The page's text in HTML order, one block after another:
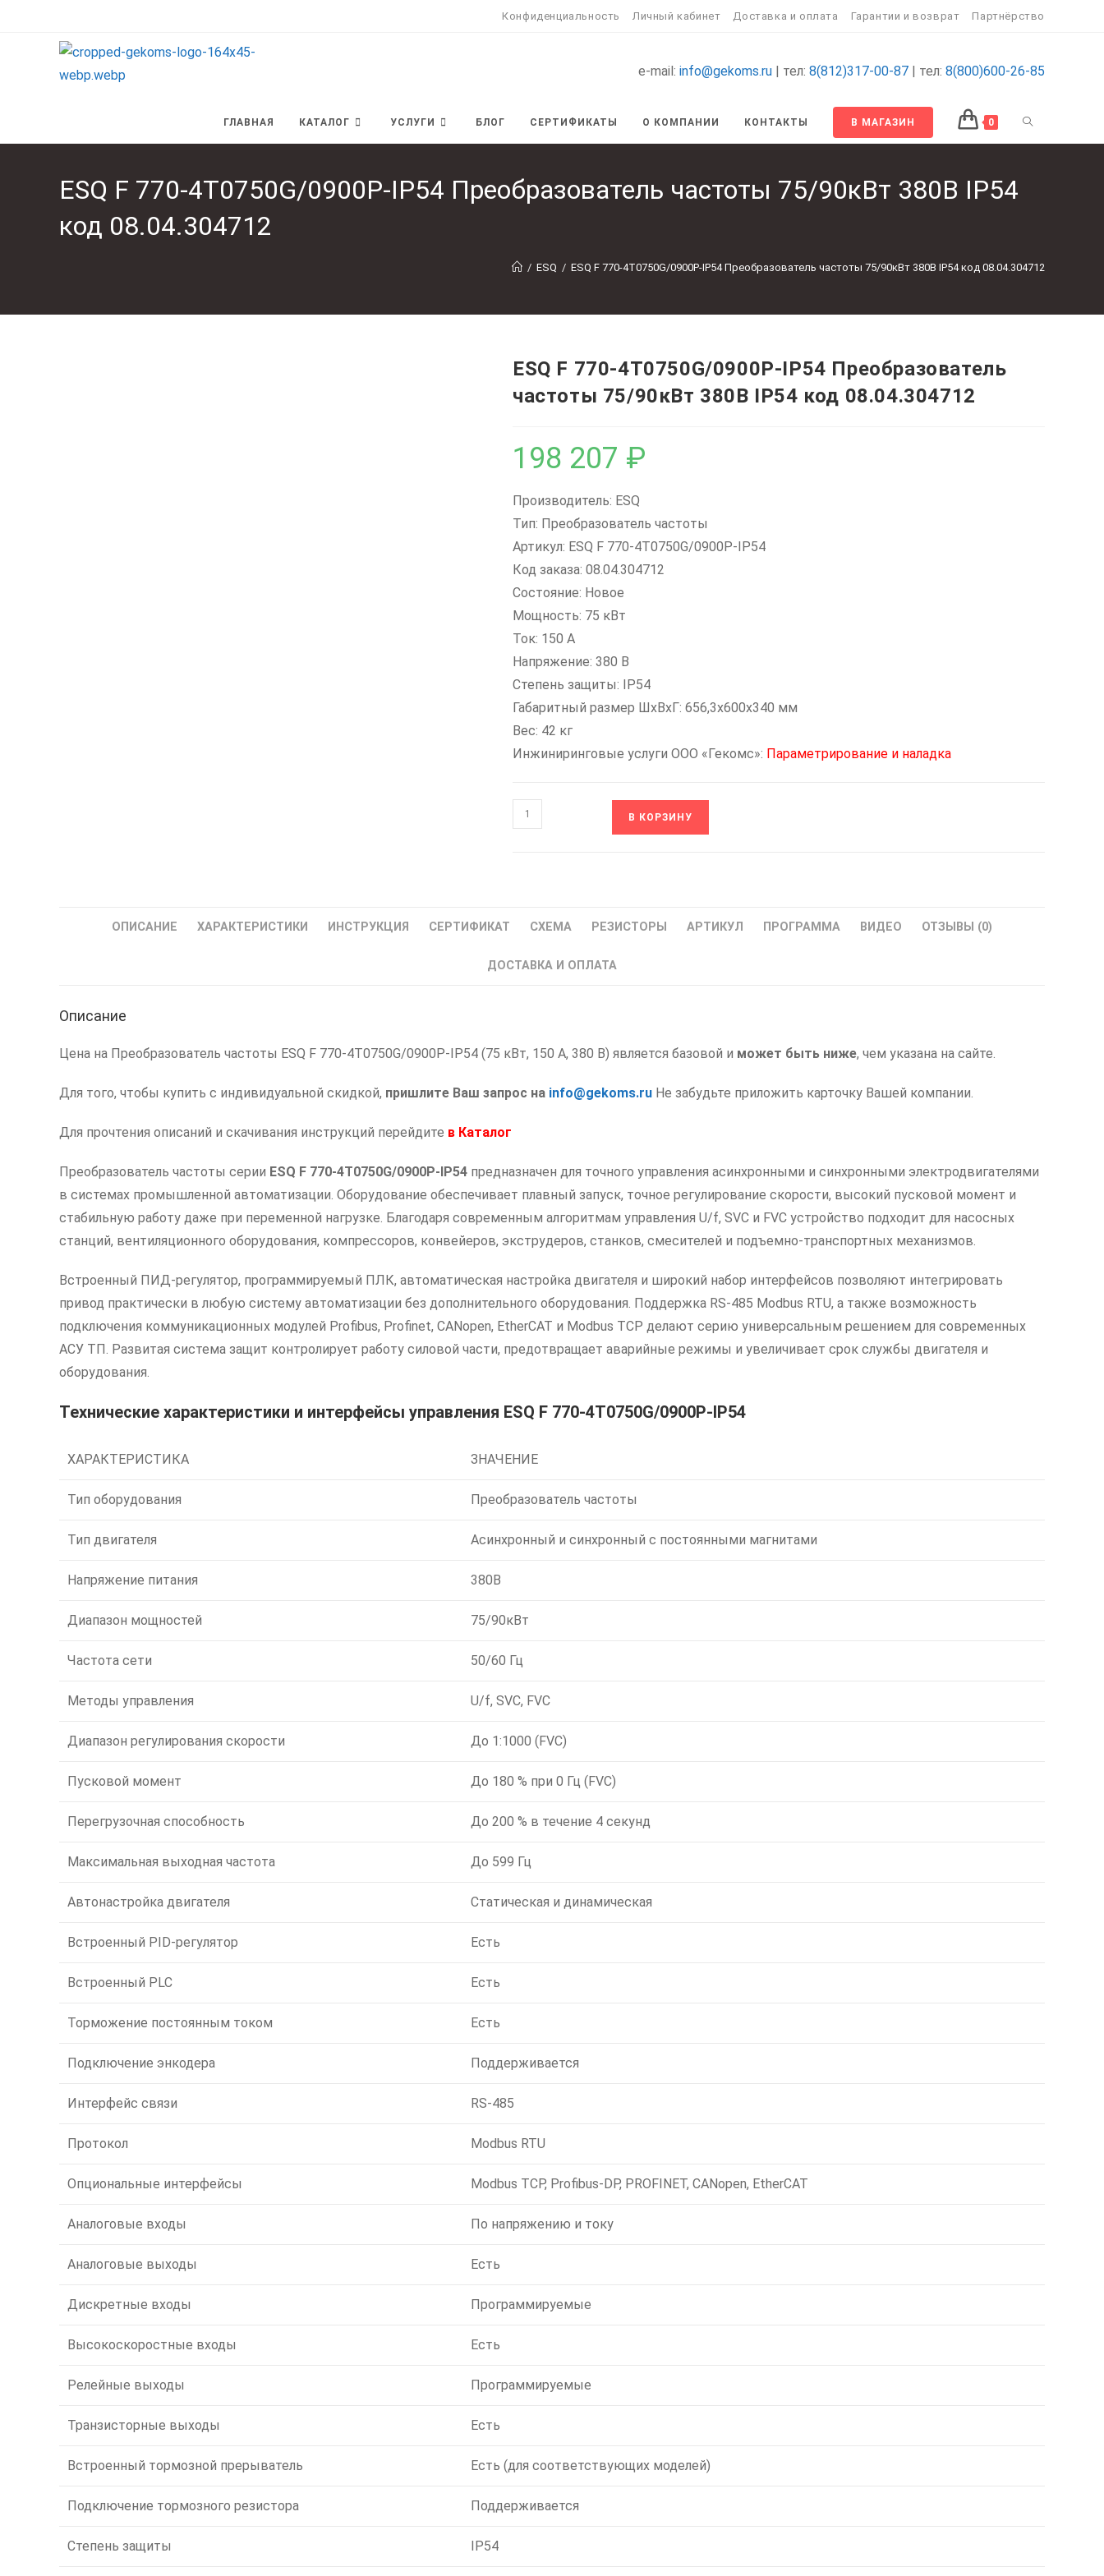
содержимому
Конфиденциальность Личный кабинет Доставка и оплата Гарантии и возврат Партнёрство
e-mail: info@gekoms.ru | тел: 8(812)317-00-87 | тел: 8(800)600-26-85
ГЛАВНАЯ КАТАЛОГ УСЛУГИ БЛОГ СЕРТИФИКАТЫ О КОМПАНИИ КОНТАКТЫ В МАГАЗИН 0
ESQ F 770-4T0750G/0900P-IP54 Преобразователь частоты 75/90кВт 380В IP54
код 08.04.304712
/ ESQ / ESQ F 770-4T0750G/0900P-IP54 Преобразователь частоты 75/90кВт 380В IP54 код 08.04.304712
ESQ F 770-4T0750G/0900P-IP54 Преобразователь
частоты 75/90кВт 380В IP54 код 08.04.304712
198 207 ₽
Производитель: ESQ
Тип: Преобразователь частоты
Артикул: ESQ F 770-4T0750G/0900P-IP54
Код заказа: 08.04.304712
Состояние: Новое
Мощность: 75 кВт
Ток: 150 А
Напряжение: 380 В
Степень защиты: IP54
Габаритный размер ШхВхГ: 656,3x600x340 мм
Вес: 42 кг
Инжиниринговые услуги ООО «Гекомс»: Параметрирование и наладка
Количество
товара
IP54
частоты
код
В КОРЗИНУ
ОПИСАНИЕ ХАРАКТЕРИСТИКИ ИНСТРУКЦИЯ СЕРТИФИКАТ СХЕМА РЕЗИСТОРЫ АРТИКУЛ ПРОГРАММА ВИДЕО ОТЗЫВЫ (0)
ДОСТАВКА И ОПЛАТА
Описание
Цена на Преобразователь частоты ESQ F 770-4T0750G/0900P-IP54 (75 кВт, 150 А, 380 В) является базовой и может быть ниже, чем указана на сайте.
Для того, чтобы купить с индивидуальной скидкой, пришлите Ваш запрос на info@gekoms.ru Не забудьте приложить карточку Вашей компании.
Для прочтения описаний и скачивания инструкций перейдите в Каталог
Преобразователь частоты серии ESQ F 770-4T0750G/0900P-IP54 предназначен для точного управления асинхронными и синхронными электродвигателями
в системах промышленной автоматизации. Оборудование обеспечивает плавный запуск, точное регулирование скорости, высокий пусковой момент и
стабильную работу даже при переменной нагрузке. Благодаря современным алгоритмам управления U/f, SVC и FVC устройство подходит для насосных
станций, вентиляционного оборудования, компрессоров, конвейеров, экструдеров, станков, смесителей и подъемно-транспортных механизмов.
Встроенный ПИД-регулятор, программируемый ПЛК, автоматическая настройка двигателя и широкий набор интерфейсов позволяют интегрировать
привод практически в любую систему автоматизации без дополнительного оборудования. Поддержка RS-485 Modbus RTU, а также возможность
подключения коммуникационных модулей Profibus, Profinet, CANopen, EtherCAT и Modbus TCP делают серию универсальным решением для современных
АСУ ТП. Развитая система защит контролирует работу силовой части, предотвращает аварийные режимы и увеличивает срок службы двигателя и
оборудования.
Технические характеристики и интерфейсы управления ESQ F 770-4T0750G/0900P-IP54
ХАРАКТЕРИСТИКА ЗНАЧЕНИЕ
Тип оборудования Преобразователь частоты
Тип двигателя Асинхронный и синхронный с постоянными магнитами
Напряжение питания 380В
Диапазон мощностей 75/90кВт
Частота сети 50/60 Гц
Методы управления U/f, SVC, FVC
Диапазон регулирования скорости До 1:1000 (FVC)
Пусковой момент До 180 % при 0 Гц (FVC)
Перегрузочная способность До 200 % в течение 4 секунд
Максимальная выходная частота До 599 Гц
Автонастройка двигателя Статическая и динамическая
Встроенный PID-регулятор Есть
Встроенный PLC Есть
Торможение постоянным током Есть
Подключение энкодера Поддерживается
Интерфейс связи RS-485
Протокол Modbus RTU
Опциональные интерфейсы Modbus TCP, Profibus-DP, PROFINET, CANopen, EtherCAT
Аналоговые входы По напряжению и току
Аналоговые выходы Есть
Дискретные входы Программируемые
Высокоскоростные входы Есть
Релейные выходы Программируемые
Транзисторные выходы Есть
Встроенный тормозной прерыватель Есть (для соответствующих моделей)
Подключение тормозного резистора Поддерживается
Степень защиты IP54